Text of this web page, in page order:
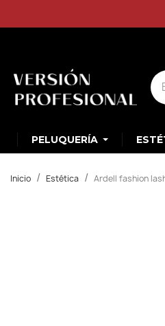
PELUQUERÍA
Inicio Estética Ardell fashion